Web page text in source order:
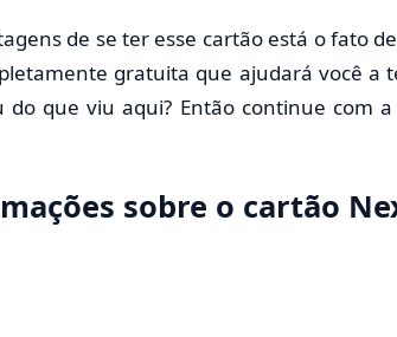
de se ter esse cartão está o fato
gratuita que ajudará você a
do que viu aqui? Então continue com
sobre o cartão